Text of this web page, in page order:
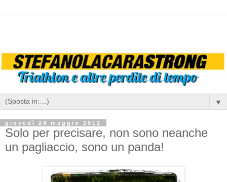
▼
giovedì 24 maggio 2012
Solo per precisare, non sono neanche
un pagliaccio, sono un panda!